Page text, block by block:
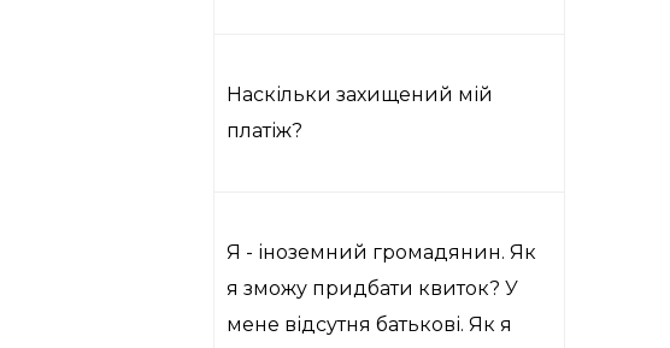
Наскільки захищений мій
платіж?
Я - іноземний громадянин. Як
я зможу придбати квиток? У
мене відсутня батькові. Як я